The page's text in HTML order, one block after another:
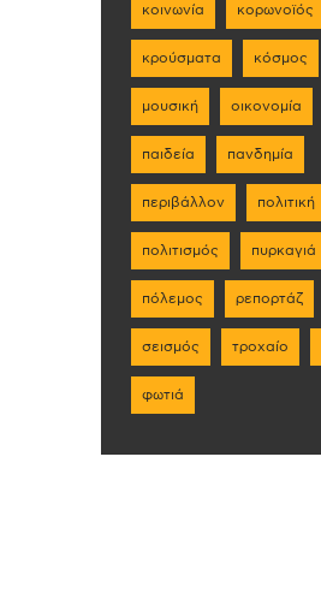
κοινωνία κορωνοϊός
κρούσματα κόσμος
μουσική οικονομία
παιδεία πανδημία
περιβάλλον πολιτική
πολιτισμός πυρκαγιά
πόλεμος ρεπορτάζ
σεισμός τροχαίο
φωτιά